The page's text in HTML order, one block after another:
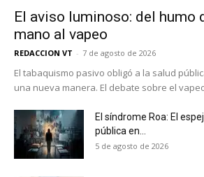
El aviso luminoso: del humo
mano al vapeo
REDACCION VT - 7 de agosto de 2026
El tabaquismo pasivo obligó a la salud
una nueva manera. El debate sobre el
El síndrome Roa: El
pública en...
5 de agosto de 2026